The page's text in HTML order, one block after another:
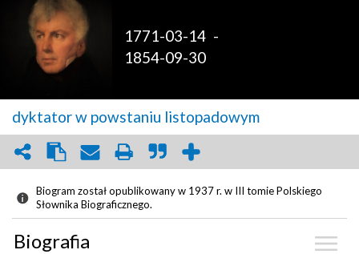
1771-03-14 -
1854-09-30
dyktator w powstaniu listopadowym
Biogram został opublikowany w 1937 r. w III tomie Polskiego
Słownika Biograficznego.
Biografia